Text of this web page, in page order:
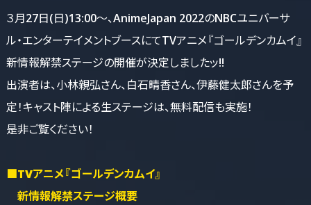
３月27日(日)13:00～、AnimeJapan 2022のNBCユニバーサ
ル・エンターテイメントブースにてTVアニメ『ゴールデンカムイ』
新情報解禁ステージの開催が決定しましたッ!!
出演者は、小林親弘さん、白石晴香さん、伊藤健太郎さんを予
定！キャスト陣による生ステージは、無料配信も実施！
是非ご覧ください！
■TVアニメ『ゴールデンカムイ』
新情報解禁ステージ概要